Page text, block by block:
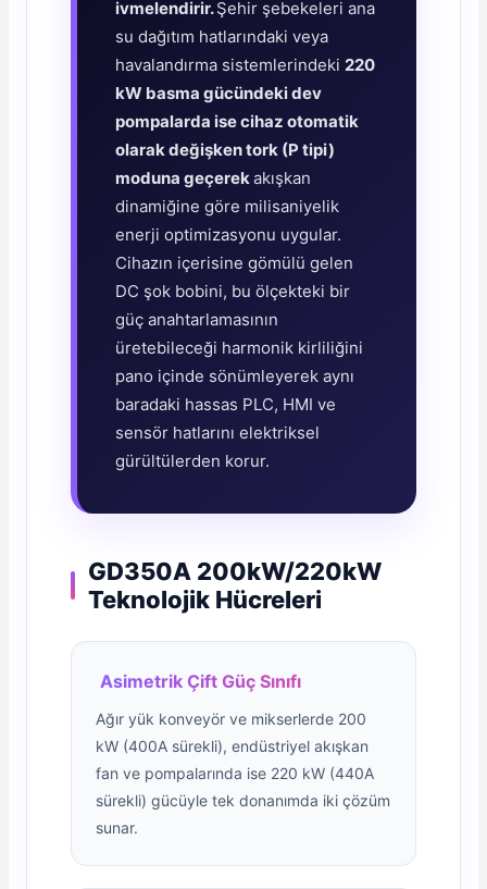
ivmelendirir.Şehir şebekeleri ana
su dağıtım hatlarındaki veya
havalandırma sistemlerindeki 220
kW basma gücündeki dev
pompalarda ise cihaz otomatik
olarak değişken tork (P tipi)
moduna geçerekakışkan
dinamiğine göre milisaniyelik
enerji optimizasyonu uygular.
Cihazın içerisine gömülü gelen
DC şok bobini, bu ölçekteki bir
güç anahtarlamasının
üretebileceği harmonik kirliliğini
pano içinde sönümleyerek aynı
baradaki hassas PLC, HMI ve
sensör hatlarını elektriksel
gürültülerden korur.
GD350A 200kW/220kW
Teknolojik Hücreleri
Asimetrik Çift Güç Sınıfı
Ağır yük konveyör ve mikserlerde 200
kW (400A sürekli), endüstriyel akışkan
fan ve pompalarında ise 220 kW (440A
sürekli) gücüyle tek donanımda iki çözüm
sunar.